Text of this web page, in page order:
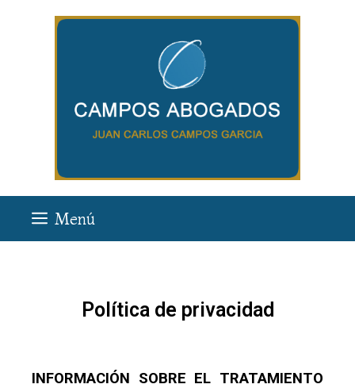
Menú
Política de privacidad
INFORMACIÓN SOBRE EL TRATAMIENTO